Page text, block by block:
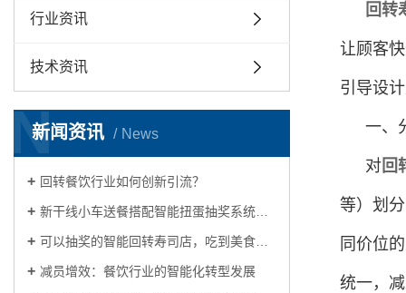
行业资讯
技术资讯
新闻资讯 News
N
回转餐饮行业如何创新引流？
新干线小车送餐搭配智能扭蛋抽奖系统，传统回转寿司店玩出新花样
可以抽奖的智能回转寿司店，吃到美食玩出花样
减员增效：餐饮行业的智能化转型发展
回转
让顾客
引导设
一、
对回
等）划
同价位
统一，